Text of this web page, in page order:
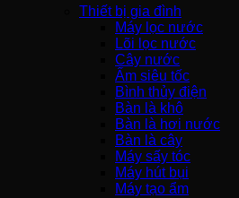
Thiết bị gia đình
Máy lọc nước
Lõi lọc nước
Cây nước
Ấm siêu tốc
Bình thủy điện
Bàn là khô
Bàn là hơi nước
Bàn là cây
Máy sấy tóc
Máy hút bụi
Máy tạo ẩm